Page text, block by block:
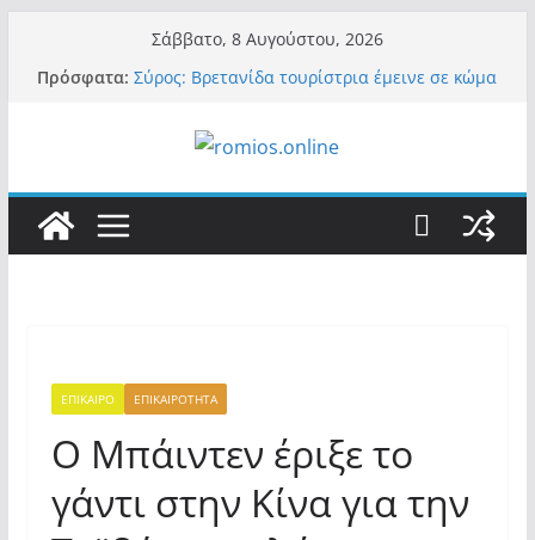
περιεχόμενο
Σάββατο, 8 Αυγούστου, 2026
Πρόσφατα: Σύρος: Βρετανίδα τουρίστρια έμεινε σε κώμα
– Η «μάχη» με τη σπάνια λοίμωξη
Οι ρυθμιστές – Σαμαράς και Κασιδιάρης θα
στο σύστημα και η συνεργασία με Le Pen
«Ελπίδα για Δημοκρατία» σε ΜΜΕ: «Στόχος
Ελλάδα
ΕΠΙΚΑΙΡΟ ΕΠΙΚΑΙΡΟΤΗΤΑ
Ο Μπάιντεν έριξε το
γάντι στην Κίνα για την